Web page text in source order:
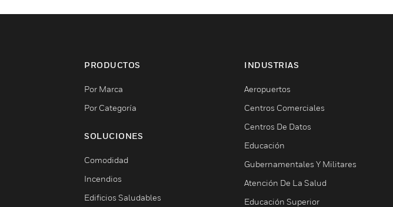
PRODUCTOS
Por Marca
Por Categoría
SOLUCIONES
Comodidad
Incendios
Edificios Saludables
INDUSTRIAS
Aeropuertos
Centros Comerciales
Centros De Datos
Educación
Gubernamentales Y Militares
Atención De La Salud
Educación Superior